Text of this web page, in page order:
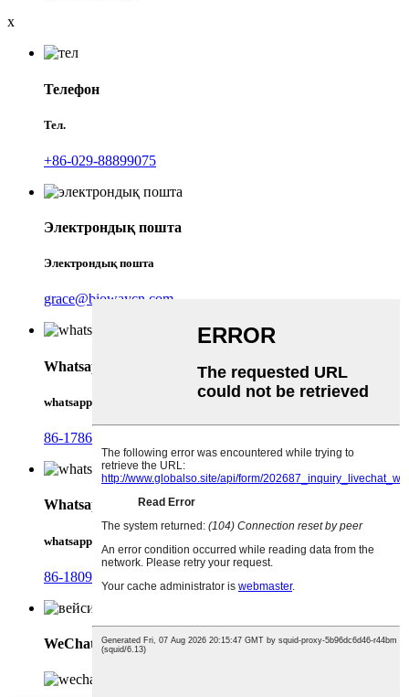
x
Телефон
Тел.
+86-029-88899075
Электрондық пошта
Электрондық пошта
grace@biowaycn.com
Whatsapp
whatsapp
86-17868744306
Whatsapp
whatsapp
86-18092321288
WeChat